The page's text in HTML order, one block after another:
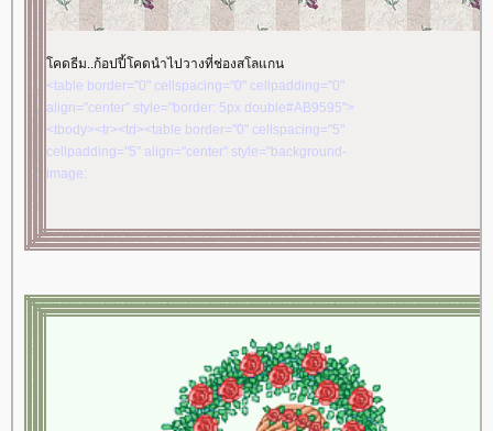
คดธีม..ก้อปปี้โคดนำไปวางที่ช่องสโลแกน
<table border="0" cellspacing="0" cellpadding="0"
align="center" style="border: 5px double#AB9595">
<tbody><tr><td><table border="0" cellspacing="5"
cellpadding="5" align="center" style="background-
image:
cellpadding="10" align="center" style="border: 5px
<tbody><tr><td><table border="0" cellspacing="0"
double #AB9595"><tbody><tr><td><table border="0"
cellspacing="8" cellpadding="8" width="700"
align="center" style="background-image:
url('//i206.photobucket.com/albums/bb37/tenthousandmiles/rb/rb11.gif')">